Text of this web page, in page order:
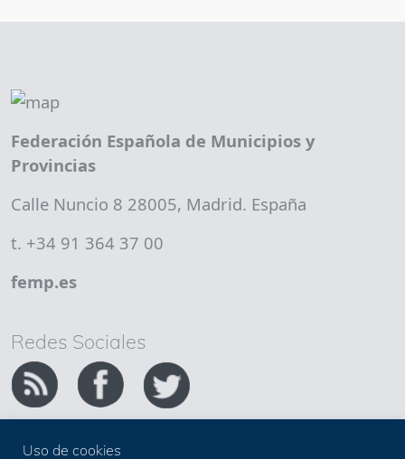
Federación Española de Municipios y
Provincias
Calle Nuncio 8 28005, Madrid. España
t. +34 91 364 37 00
femp.es
Redes Sociales
Uso de cookies